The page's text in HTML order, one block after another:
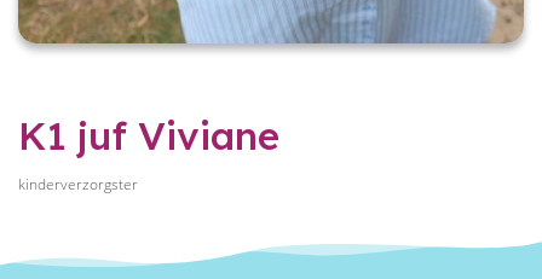
K1 juf Viviane
kinderverzorgster